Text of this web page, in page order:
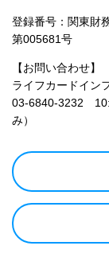
登録番号：関東
第005681号
【お問い合わせ】
ライフカードイン
03-6840-3232
み）